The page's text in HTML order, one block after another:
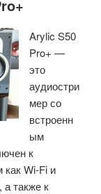
Arylic S50
Pro+ —
это
аудиостри
мер со
встроенн
ым
к
Wi-Fi и
а также к